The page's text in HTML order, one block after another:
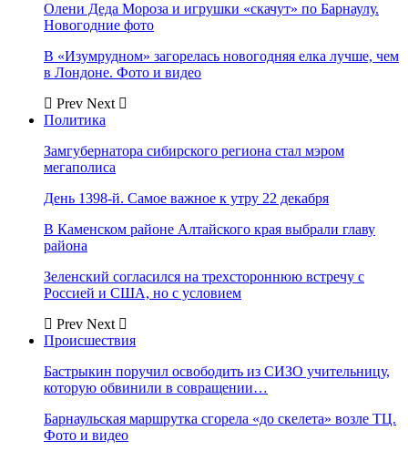
Олени Деда Мороза и игрушки «скачут» по Барнаулу.
Новогодние фото
В «Изумрудном» загорелась новогодняя елка лучше, чем
в Лондоне. Фото и видео
Prev Next
Политика
Замгубернатора сибирского региона стал мэром
мегаполиса
День 1398-й. Самое важное к утру 22 декабря
В Каменском районе Алтайского края выбрали главу
района
Зеленский согласился на трехстороннюю встречу с
Россией и США, но с условием
Prev Next
Происшествия
Бастрыкин поручил освободить из СИЗО учительницу,
которую обвинили в совращении…
Барнаульская маршрутка сгорела «до скелета» возле ТЦ.
Фото и видео